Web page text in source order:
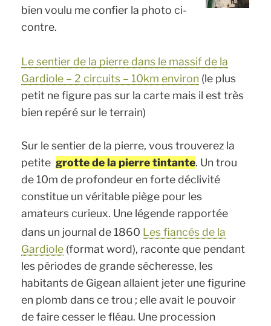
bien voulu me confier la photo ci-
contre.
Le sentier de la pierre dans le massif de la
Gardiole – 2 circuits – 10km environ (le plus
petit ne figure pas sur la carte mais il est très
bien repéré sur le terrain)
Sur le sentier de la pierre, vous trouverez la
petitegrotte de la pierre tintante. Un trou
de 10m de profondeur en forte déclivité
constitue un véritable piège pour les
amateurs curieux. Une légende rapportée
dans un journal de 1860 Les fiancés de la
Gardiole (format word), raconte que pendant
les périodes de grande sécheresse, les
habitants de Gigean allaient jeter une figurine
en plomb dans ce trou ; elle avait le pouvoir
de faire cesser le fléau. Une procession